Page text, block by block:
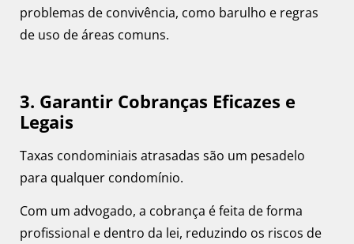
problemas de convivência, como barulho e regras
de uso de áreas comuns.
3. Garantir Cobranças Eficazes e
Legais
Taxas condominiais atrasadas são um pesadelo
para qualquer condomínio.
Com um advogado, a cobrança é feita de forma
profissional e dentro da lei, reduzindo os riscos de